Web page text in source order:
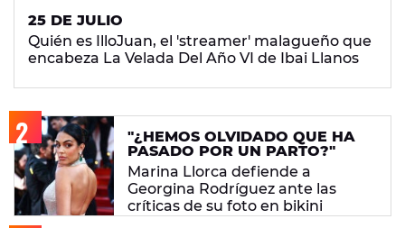
25 DE JULIO
Quién es IlloJuan, el 'streamer' malagueño que
encabeza La Velada Del Año VI de Ibai Llanos
"¿HEMOS OLVIDADO QUE HA
PASADO POR UN PARTO?"
Marina Llorca defiende a
Georgina Rodríguez ante las
críticas de su foto en bikini